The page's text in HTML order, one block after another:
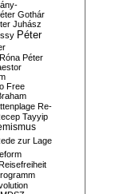
Gothár
Juhász
Péter
Péter
Free
Re-
Tayyip
zur Lage